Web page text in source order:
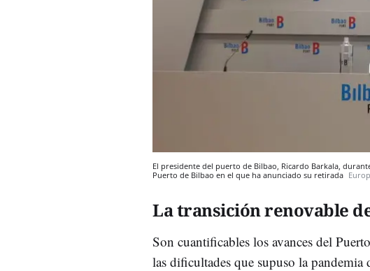
El presidente del puerto de Bilbao, Ricardo Barkala,
Puerto de Bilbao en el que ha anunciado su retirada
La transición renovable
Son cuantificables los avances del
las dificultades que supuso la pandemia